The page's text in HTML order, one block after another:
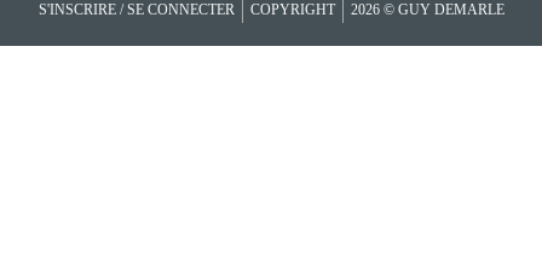
S'INSCRIRE / SE CONNECTER COPYRIGHT 2026 © GUY DEMARLE